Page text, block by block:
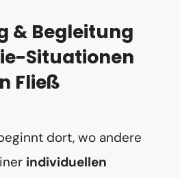
& Begleitung
Situationen
Fließ
dort, wo andere
individuellen